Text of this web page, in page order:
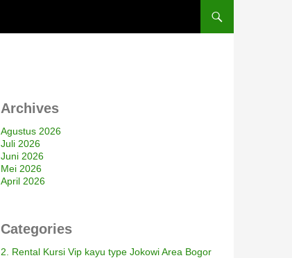
Archives
Agustus 2026
Juli 2026
Juni 2026
Mei 2026
April 2026
Categories
2. Rental Kursi Vip kayu type Jokowi Area Bogor